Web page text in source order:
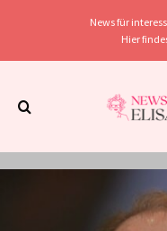
News für
Hier